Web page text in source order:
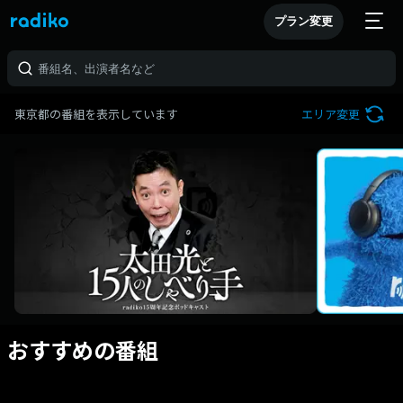
プラン変更
東京都の番組を表示しています エリア変更
おすすめの番組